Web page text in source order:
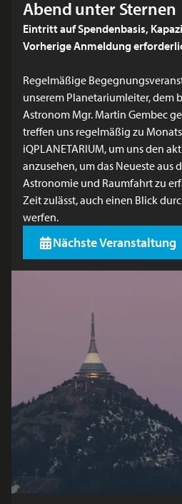
Abend unter Sternen
Eintritt auf Spendenbasis,
Vorherige Anmeldung
Regelmäßige
unserem Planetariumleiter, dem
Astronom Mgr. Martin Gembec
treffen uns regelmäßig zu
iQPLANETARIUM, um uns den
anzusehen, um das Neueste aus
Astronomie und Raumfahrt zu
Zeit zulässt, auch einen Blick
werfen.
Nächste Veranstaltung